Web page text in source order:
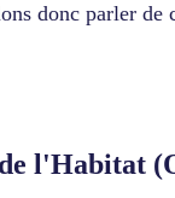
donc parler de
l'Habitat